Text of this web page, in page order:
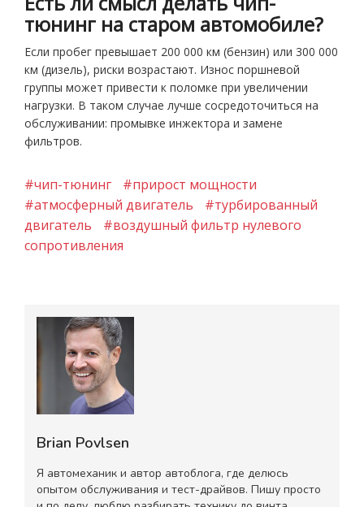
тюнинг на старом автомобиле?
Если пробег превышает 200 000 км (бензин) или 300 000
км (дизель), риски возрастают. Износ поршневой
группы может привести к поломке при увеличении
нагрузки. В таком случае лучше сосредоточиться на
обслуживании: промывке инжектора и замене
фильтров.
#чип-тюнинг
#прирост мощности
#атмосферный двигатель
#турбированный
двигатель
#воздушный фильтр нулевого
сопротивления
Brian Povlsen
Я автомеханик и автор автоблога, где делюсь
опытом обслуживания и тест-драйвов. Пишу просто